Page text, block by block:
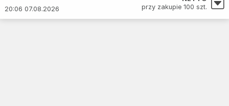
20:06 07.08.2026
przy zakupie 100 szt.